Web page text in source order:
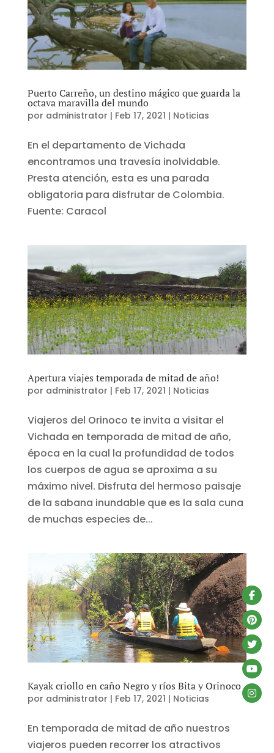
Puerto Carreño, un destino mágico que guarda la
octava maravilla del mundo
por administrator | Feb 17, 2021 | Noticias
En el departamento de Vichada
encontramos una travesía inolvidable.
Presta atención, esta es una parada
obligatoria para disfrutar de Colombia.
Fuente: Caracol
Apertura viajes temporada de mitad de año!
por administrator | Feb 17, 2021 | Noticias
Viajeros del Orinoco te invita a visitar el
Vichada en temporada de mitad de año,
época en la cual la profundidad de todos
los cuerpos de agua se aproxima a su
máximo nivel. Disfruta del hermoso paisaje
de la sabana inundable que es la sala cuna
de muchas especies de...
Kayak criollo en caño Negro y ríos Bita y Orinoco
por administrator | Feb 17, 2021 | Noticias
En temporada de mitad de año nuestros
viajeros pueden recorrer los atractivos